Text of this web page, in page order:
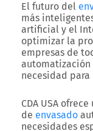
El futuro del
más
artificial y el
optimizar la
empresas de
automatización
necesidad
CDA USA
de envasado
necesidades